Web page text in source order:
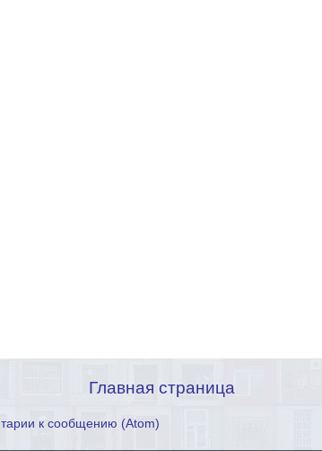
Главная страница
к сообщению (Atom)